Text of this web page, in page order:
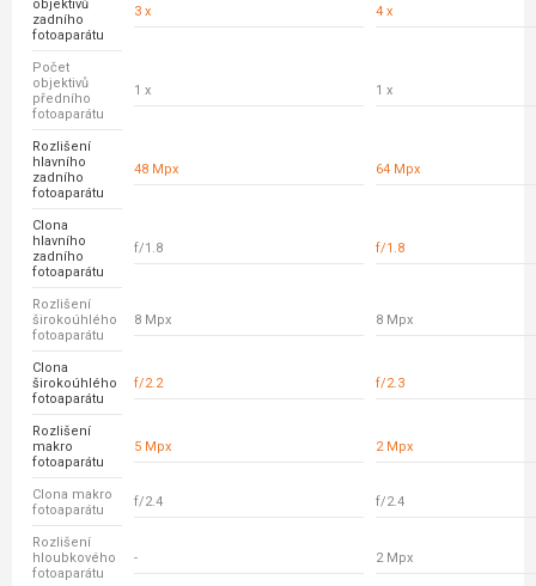
objektivů
zadního
fotoaparátu
3 x 4 x
Počet
objektivů
předního
fotoaparátu
1 x 1 x
Rozlišení
hlavního
zadního
fotoaparátu
48 Mpx 64 Mpx
Clona
hlavního
zadního
fotoaparátu
f/1.8 f/1.8
Rozlišení
širokoúhlého
fotoaparátu
8 Mpx 8 Mpx
Clona
širokoúhlého
fotoaparátu
f/2.2 f/2.3
Rozlišení
makro
fotoaparátu
5 Mpx 2 Mpx
Clona makro
fotoaparátu
f/2.4 f/2.4
Rozlišení
hloubkového
fotoaparátu
- 2 Mpx